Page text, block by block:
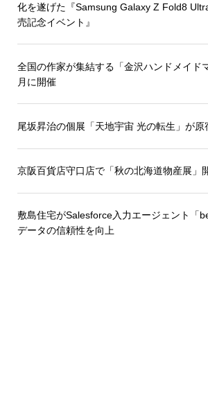
化を遂げた『Samsung Galaxy Z Fold8
売記念イベント』
全国の作家が集結する「金沢ハンドメイド
月に開催
尾坂昇治の個展「天地宇宙 光の転生」が原
京阪百貨店守口店で「秋の北海道物産展」
敷島住宅がSalesforce入力エージェント「
データの信頼性を向上